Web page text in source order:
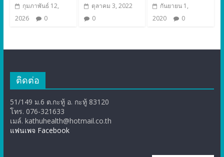
กุมภาพันธ์ 12,
2026
0
ตุลาคม 3, 2022
0
กันยายน 1,
2020
0
ติดต่อ
51/149 ม.6 ต.กะทู้ อ. กะทู้ 83120
โทร. 076-321633
เมล์. kathuhealth@hotmail.co.th
แฟนเพจ Facebook